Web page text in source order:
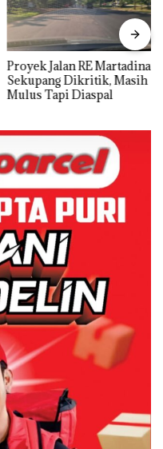
Proyek Jalan RE Martadinata
Sekupang Dikritik, Masih
Mulus Tapi Diaspal